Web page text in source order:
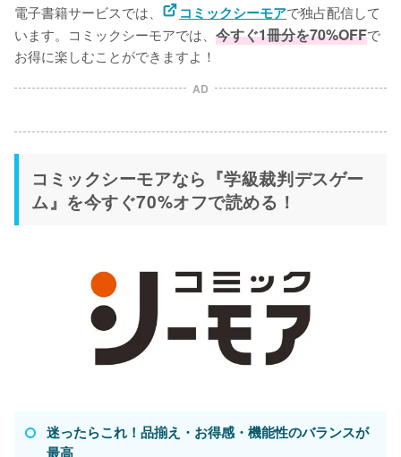
電子書籍サービスでは、 コミックシーモアで独占配信して
います。コミックシーモアでは、 今すぐ1冊分を70%OFFで
お得に楽しむことができますよ！
AD
コミックシーモアなら『学級裁判デスゲー
ム』を今すぐ70%オフで読める！
迷ったらこれ！品揃え・お得感・機能性のバランスが
最高